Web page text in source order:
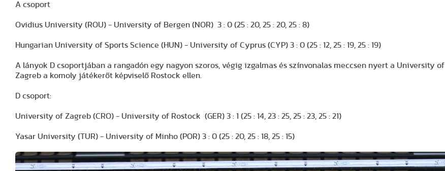
A csoport
Ovidius University (ROU) - University of Bergen (NOR) 3 : 0 (25 : 20, 25 : 20, 25 : 8)
Hungarian University of Sports Science (HUN) - University of Cyprus (CYP) 3 : 0 (25 : 12, 25 : 19, 25 : 19)
A lányok D csoportjában a rangadón egy nagyon szoros, végig izgalmas és színvonalas meccsen nyert a University of
Zagreb a komoly játékerőt képviselő Rostock ellen.
D csoport:
University of Zagreb (CRO) - University of Rostock (GER) 3 : 1 (25 : 14, 23 : 25, 25 : 23, 25 : 21)
Yasar University (TUR) - University of Minho (POR) 3 : 0 (25 : 20, 25 : 18, 25 : 15)